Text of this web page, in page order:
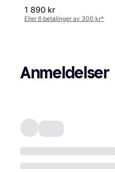
1 890 kr
Eller 6 betalinger av 300 kr*
Anmeldelser